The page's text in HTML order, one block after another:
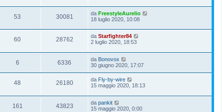
53 30081 da FreestyleAurelio
18 luglio 2020, 10:08
60 28762 da Starfighter84
2 luglio 2020, 18:53
6 6336 da Bonovox
30 giugno 2020, 17:07
48 26180 da Fly-by-wire
15 maggio 2020, 18:13
161 43823 da pankit
15 maggio 2020, 0:00